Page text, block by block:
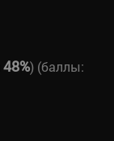
48%) (баллы: